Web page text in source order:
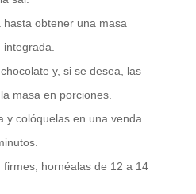
obtener una masa
y, si se desea, las
masa en porciones.
y colóquelas en una venda.
hornéalas de 12 a 14